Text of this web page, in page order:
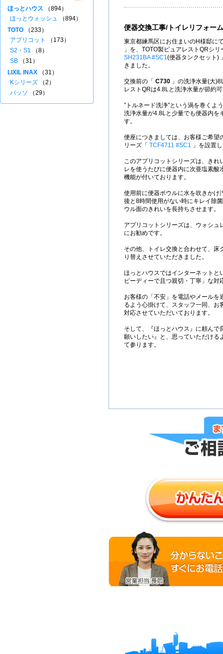
便器交換工事/トイレリフォーム
東京都練馬区にお住まいのH様邸に
」を、TOTO製ピュアレストQRシ
SH231BA #SC1(便器タンクセット)
きました。
交換前の「 C730 」の洗浄水量(大
レストQRは4.8Lと洗浄水量が節約
”トルネード洗浄”という渦を巻くよ
洗浄水量が4.8Lと少量でも便器内を
す。
便座につきましては、お客様ご希望
リーズ「 TCF4711 #SC1 」を設置
このアプリコットシリーズは、きれ
レを使うたびに便器内に次亜塩素酸
機能が付いております。
使用前に便器ボウルに水を吹きかけ
後と8時間使用がない時にキレイ除
ウル面のきれいを長持ちさせます。
アプリコットシリーズは、ウォシュ
にお勧めです。
その他、トイレ交換と合わせて、床
り替えさせていただきました。
ほっとハウスではインターネットと
ピーディーで且つ親切・丁寧」な対
お客様の「不安」を電話やメールを
るよう心掛けて、スタッフ一同、お
対応させていただいております。
そして、『ほっとハウス』に頼んで
願いしたい』と、思っていただける
て参ります。
ほっとハウス （894）
ほっとウォッシュ （894）
TOTO （233）
アプリコット
（173）
S2・S1 （8）
SB （31）
LIXIL INAX （31）
Kシリーズ （2）
パッソ （29）